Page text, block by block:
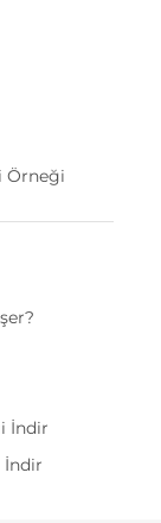
Örneği
İndir
İndir